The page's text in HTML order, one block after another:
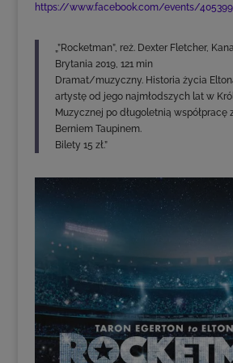
https://www.facebook.com/events/
„”Rocketman”, reż. Dexter Fletcher,
Brytania 2019, 121 min
Dramat/muzyczny. Historia życia
artystę od jego najmłodszych lat w
Muzycznej po długoletnią współpracę
Berniem Taupinem.
Bilety 15 zł.”